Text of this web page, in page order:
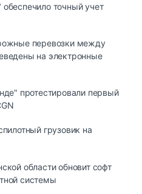
точный учет
перевозки между
на электронные
протестировали первый
грузовик на
области обновит софт
системы